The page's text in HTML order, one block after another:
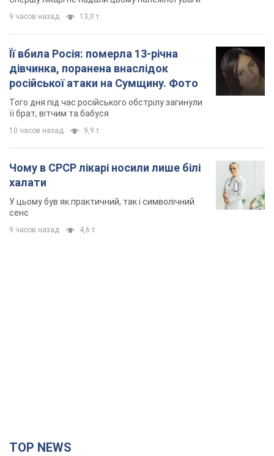
9 часов назад 13,0 т.
Її вбила Росія: померла 13-річна
дівчинка, поранена внаслідок
російської атаки на Сумщину. Фото
Того дня під час російського обстрілу загинули
її брат, вітчим та бабуся
10 часов назад 9,9 т.
Чому в СРСР лікарі носили лише білі
халати
У цьому був як практичний, так і символічний
сенс
9 часов назад 4,6 т.
TOP NEWS